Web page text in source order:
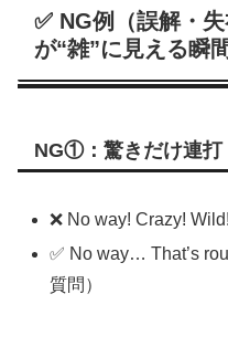
✅ NG例（誤解・
が“雑”に見える瞬間
NG①：驚きだけ連打
❌ No way! Crazy!
✅ No way… That’s
質問）